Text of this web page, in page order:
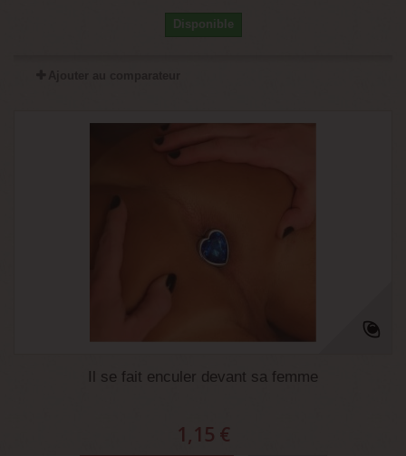
Disponible
Il se fait enculer devant sa femme
1,15 €